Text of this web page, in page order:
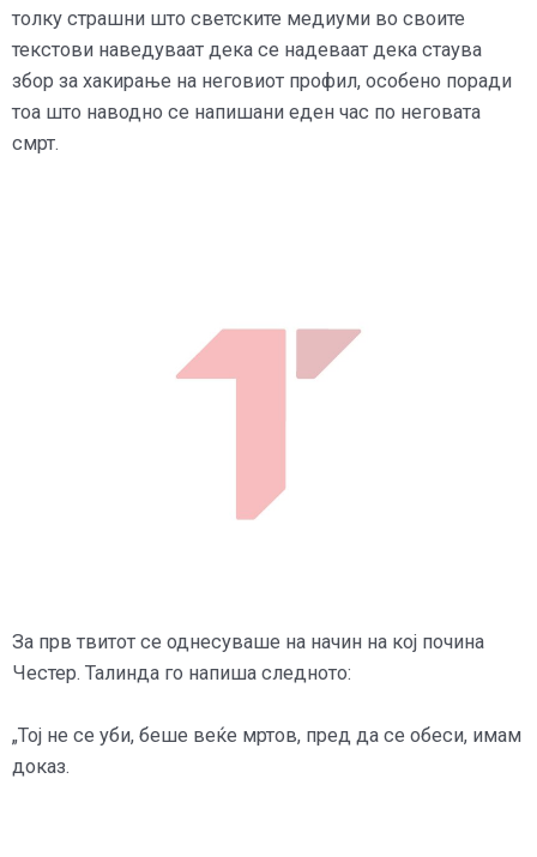
толку страшни што светските медиуми во своите
текстови наведуваат дека се надеваат дека стаува
збор за хакирање на неговиот профил, особено поради
тоа што наводно се напишани еден час по неговата
смрт.
За прв твитот се однесуваше на начин на кој почина
Честер. Талинда го напиша следното:
„Тој не се уби, беше веќе мртов, пред да се обеси, имам
доказ.